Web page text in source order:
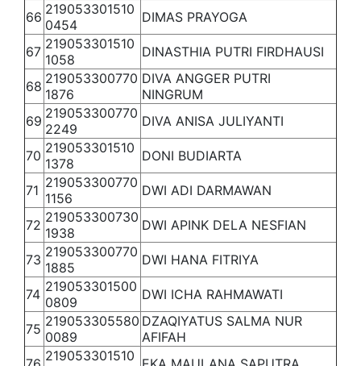
66 219053301510
0454
DIMAS PRAYOGA
67 219053301510
1058
DINASTHIA PUTRI FIRDHAUSI
68 219053300770
1876
DIVA ANGGER PUTRI
NINGRUM
69 219053300770
2249
DIVA ANISA JULIYANTI
70 219053301510
1378
DONI BUDIARTA
71 219053300770
1156
DWI ADI DARMAWAN
72 219053300730
1938
DWI APINK DELA NESFIAN
73 219053300770
1885
DWI HANA FITRIYA
74 219053301500
0809
DWI ICHA RAHMAWATI
75 219053305580
0089
DZAQIYATUS SALMA NUR
AFIFAH
219053301510